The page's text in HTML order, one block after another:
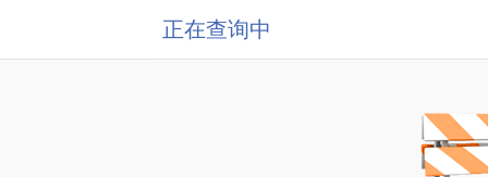
正在查询中